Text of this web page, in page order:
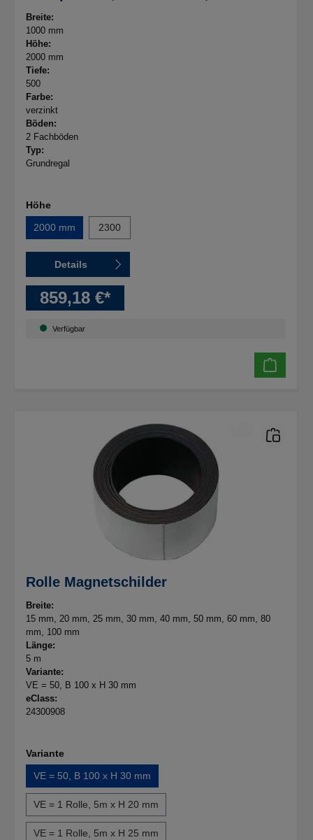
Drahtgitterkörbe, B 1000 x T 500 x H
2000mm, verzinkt
Breite:
1000 mm
Höhe:
2000 mm
Tiefe:
500
Farbe:
verzinkt
Böden:
2 Fachböden
Typ:
Grundregal
Höhe
2000 mm
2300
Details
859,18 €*
Verfügbar
Rolle Magnetschilder
Breite:
15 mm, 20 mm, 25 mm, 30 mm, 40 mm, 50 mm, 60 mm, 80
mm, 100 mm
Länge:
5 m
Variante:
VE = 50, B 100 x H 30 mm
eClass:
24300908
Variante
VE = 50, B 100 x H 30 mm
VE = 1 Rolle, 5m x H 20 mm
VE = 1 Rolle, 5m x H 25 mm